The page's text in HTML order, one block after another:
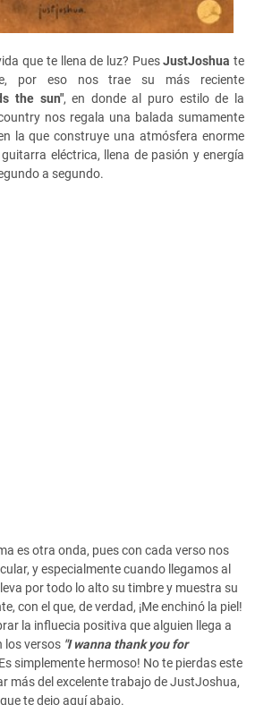
que te llena de luz? PuesJustJoshuate
por eso nos trae su más reciente
the sun", en donde al puro estilo de la
nos regala una balada sumamente
la que construye una atmósfera enorme
eléctrica, llena de pasión y energía
a segundo.
es otra onda, pues con cada verso nos
y especialmente cuando llegamos al
por todo lo alto su timbre y muestra su
con el que, de verdad, ¡Me enchinó la piel!
la influecia positiva que alguien llega a
los versos "I wanna thank you for
simplemente hermoso! No te pierdas este
más del excelente trabajo de JustJoshua,
te dejo aquí abajo.